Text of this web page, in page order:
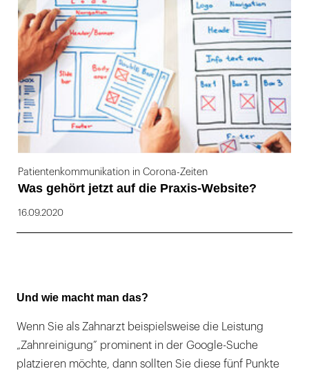
169
Patientenkommunikation in Corona-Zeiten
Was gehört jetzt auf die Praxis-Website?
16.09.2020
Und wie macht man das?
Wenn Sie als Zahnarzt beispielsweise die Leistung
„Zahnreinigung” prominent in der Google-Suche
platzieren möchte, dann sollten Sie diese fünf Punkte